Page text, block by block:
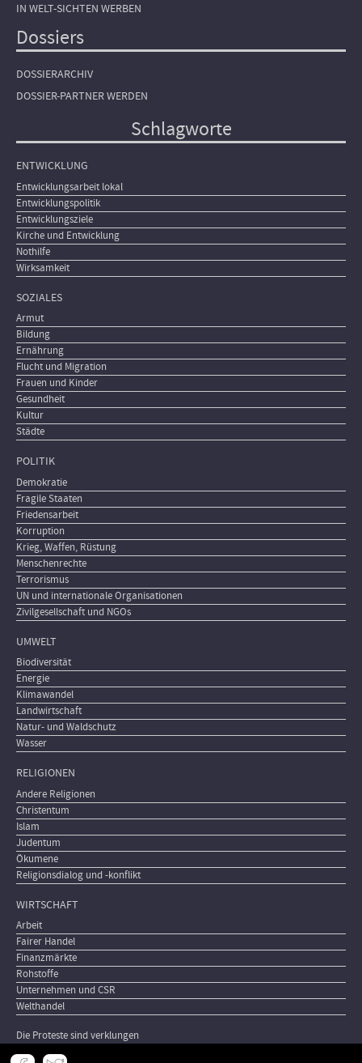
IN WELT-SICHTEN WERBEN
Dossiers
DOSSIERARCHIV
DOSSIER-PARTNER WERDEN
Schlagworte
ENTWICKLUNG
Entwicklungsarbeit lokal
Entwicklungspolitik
Entwicklungsziele
Kirche und Entwicklung
Nothilfe
Wirksamkeit
SOZIALES
Armut
Bildung
Ernährung
Flucht und Migration
Frauen und Kinder
Gesundheit
Kultur
Städte
POLITIK
Demokratie
Fragile Staaten
Friedensarbeit
Korruption
Krieg, Waffen, Rüstung
Menschenrechte
Terrorismus
UN und internationale Organisationen
Zivilgesellschaft und NGOs
UMWELT
Biodiversität
Energie
Klimawandel
Landwirtschaft
Natur- und Waldschutz
Wasser
RELIGIONEN
Andere Religionen
Christentum
Islam
Judentum
Ökumene
Religionsdialog und -konflikt
WIRTSCHAFT
Arbeit
Fairer Handel
Finanzmärkte
Rohstoffe
Unternehmen und CSR
Welthandel
Die Proteste sind verklungen